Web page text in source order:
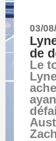
LUTTE CONTRE LES
03/
de
Le